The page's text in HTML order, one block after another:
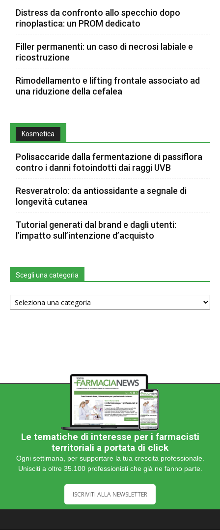
Distress da confronto allo specchio dopo
rinoplastica: un PROM dedicato
Filler permanenti: un caso di necrosi labiale e
ricostruzione
Rimodellamento e lifting frontale associato ad
una riduzione della cefalea
Kosmetica
Polisaccaride dalla fermentazione di passiflora
contro i danni fotoindotti dai raggi UVB
Resveratrolo: da antiossidante a segnale di
longevità cutanea
Tutorial generati dal brand e dagli utenti:
l’impatto sull’intenzione d’acquisto
Scegli una categoria
Scegli
una
Le tematiche di interesse per i farmacisti
territoriali a portata di click
Ogni settimana, per supportare la tua crescita professionale.
Unisciti a oltre 35.100 professionisti che già ne fanno parte.
ISCRIVITI ALLA NEWSLETTER